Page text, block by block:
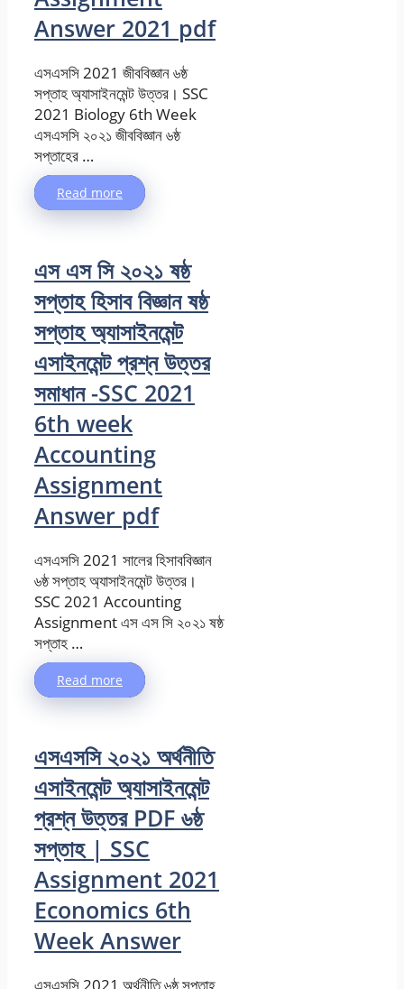
Answer 2021 pdf
এসএসসি 2021 জীববিজ্ঞান ৬ষ্ঠ
সপ্তাহ অ্যাসাইনমেন্ট উত্তর। SSC
2021 Biology 6th Week
এসএসসি ২০২১ জীববিজ্ঞান ৬ষ্ঠ
সপ্তাহের …
Read more
এস এস সি ২০২১ ষষ্ঠ
সপ্তাহ হিসাব বিজ্ঞান ষষ্ঠ
সপ্তাহ অ্যাসাইনমেন্ট
এসাইনমেন্ট প্রশ্ন উত্তর
সমাধান -SSC 2021
6th week
Accounting
Assignment
Answer pdf
এসএসসি 2021 সালের হিসাববিজ্ঞান
৬ষ্ঠ সপ্তাহ অ্যাসাইনমেন্ট উত্তর।
SSC 2021 Accounting
Assignment এস এস সি ২০২১ ষষ্ঠ
সপ্তাহ …
Read more
এসএসসি ২০২১ অর্থনীতি
এসাইনমেন্ট অ্যাসাইনমেন্ট
প্রশ্ন উত্তর PDF ৬ষ্ঠ
সপ্তাহ | SSC
Assignment 2021
Economics 6th
Week Answer